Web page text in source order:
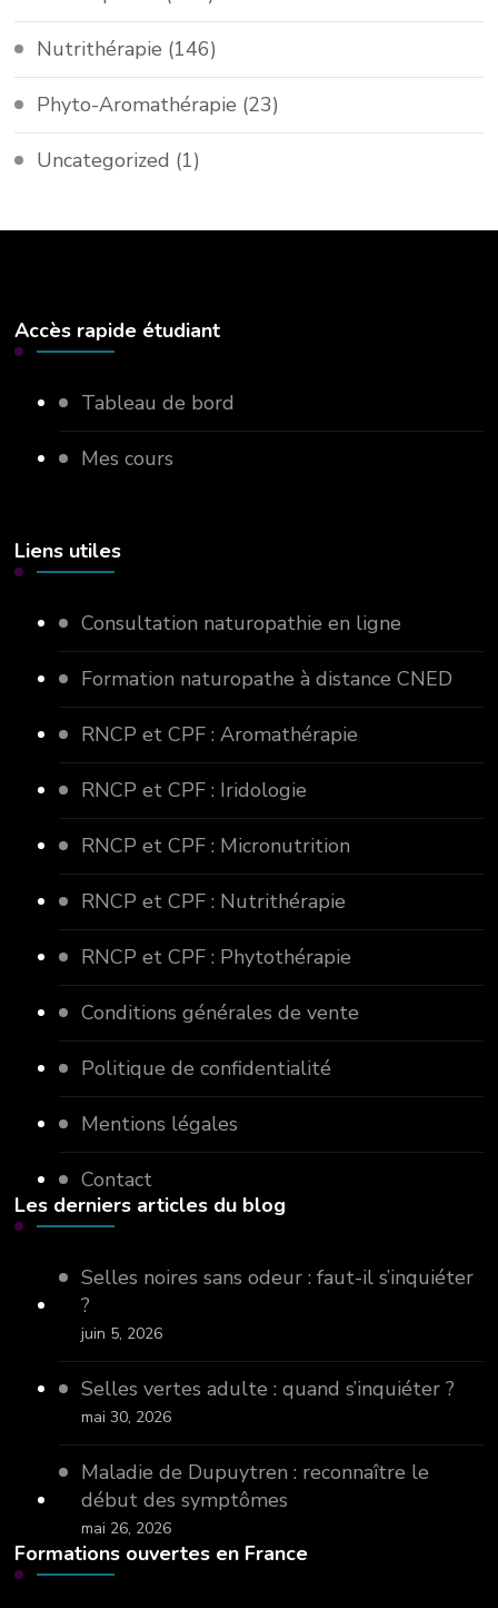
Nutrithérapie (146)
Phyto-Aromathérapie (23)
Uncategorized (1)
Accès rapide étudiant
Tableau de bord
Mes cours
Liens utiles
Consultation naturopathie en ligne
Formation naturopathe à distance CNED
RNCP et CPF : Aromathérapie
RNCP et CPF : Iridologie
RNCP et CPF : Micronutrition
RNCP et CPF : Nutrithérapie
RNCP et CPF : Phytothérapie
Conditions générales de vente
Politique de confidentialité
Mentions légales
Contact
Les derniers articles du blog
Selles noires sans odeur : faut-il s’inquiéter
?
juin 5, 2026
Selles vertes adulte : quand s’inquiéter ?
mai 30, 2026
Maladie de Dupuytren : reconnaître le
début des symptômes
mai 26, 2026
Formations ouvertes en France